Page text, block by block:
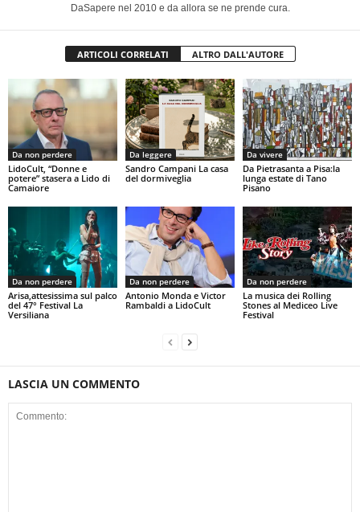
DaSapere nel 2010 e da allora se ne prende cura.
ARTICOLI CORRELATI ALTRO DALL'AUTORE
Da non perdere
LidoCult, “Donne e
potere” stasera a Lido di
Camaiore
Da leggere
Sandro Campani La casa
del dormiveglia
Da vivere
Da Pietrasanta a Pisa:la
lunga estate di Tano
Pisano
Da non perdere
Arisa,attesissima sul palco
del 47° Festival La
Versiliana
Da non perdere
Antonio Monda e Victor
Rambaldi a LidoCult
Da non perdere
La musica dei Rolling
Stones al Mediceo Live
Festival
LASCIA UN COMMENTO